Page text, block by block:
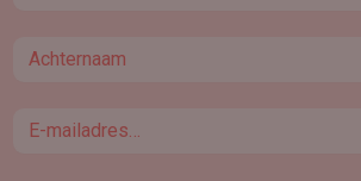
Last name
Email